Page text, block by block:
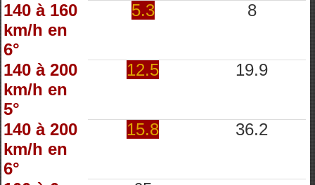
140 à 160
km/h en
6°
5.3 8
140 à 200
km/h en
5°
12.5 19.9
140 à 200
km/h en
6°
15.8 36.2